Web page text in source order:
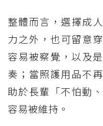
整體而言，選擇成
力之外，也可留意
容易被察覺，以及
奏；當照護用品不
助於長輩「不怕動
容易被維持。